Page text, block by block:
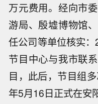
万元费用。经向市
游局、殷墟博物馆
任公司等单位核实
节目中心与我市联
目，此后，节目组
年5月16日正式在安